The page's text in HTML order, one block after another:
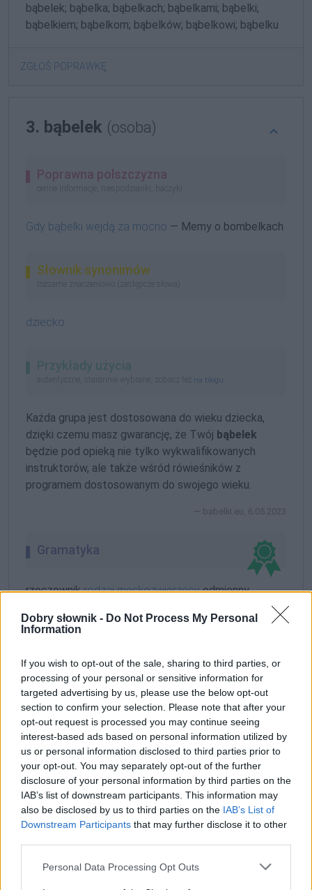
Dobry słownik - Do Not Process My Personal
Information
If you wish to opt-out of the sale, sharing to third parties, or
processing of your personal or sensitive information for
targeted advertising by us, please use the below opt-out
section to confirm your selection. Please note that after your
opt-out request is processed you may continue seeing
interest-based ads based on personal information utilized by
us or personal information disclosed to third parties prior to
your opt-out. You may separately opt-out of the further
disclosure of your personal information by third parties on the
IAB’s list of downstream participants. This information may
also be disclosed by us to third parties on the IAB’s List of
Downstream Participants that may further disclose it to other
Please note that this website/app uses one or more Google
Personal Data Processing Opt Outs
bąbelek; bąbelka; bąbelkach; bąbelkami; bąbelki;
bąbelkiem; bąbelkom; bąbelków; bąbelkowi; bąbelku
ZGŁOŚ POPRAWKĘ
3. bąbelek (osoba)
Poprawna polszczyzna
cenne informacje, niespodzianki, haczyki
Gdy bąbelki wejdą za mocno — Memy o bombelkach
Słownik synonimów
tożsame znaczeniowo (zastępcze słowa)
dziecko
Przykłady użycia
autentyczne, starannie wybrane, zobacz też na blogu
Każda grupa jest dostosowana do wieku dziecka,
dzięki czemu masz gwarancję, że Twój bąbelek
będzie pod opieką nie tylko wykwalifikowanych
instruktorów, ale także wśród rówieśników z
programem dostosowanym do swojego wieku.
babelki.eu, 6.05.2023
Gramatyka
rzeczownikrodzaj męskozwierzęcyodmienny
formy w tabelce:
formy alfabetycznie:
bąbelek; bąbelka; bąbelkach; bąbelkami; bąbelki;
bąbelkiem; bąbelkom; bąbelków; bąbelkowi; bąbelku
ZGŁOŚ POPRAWKĘ
4. bąbelki(do picia)